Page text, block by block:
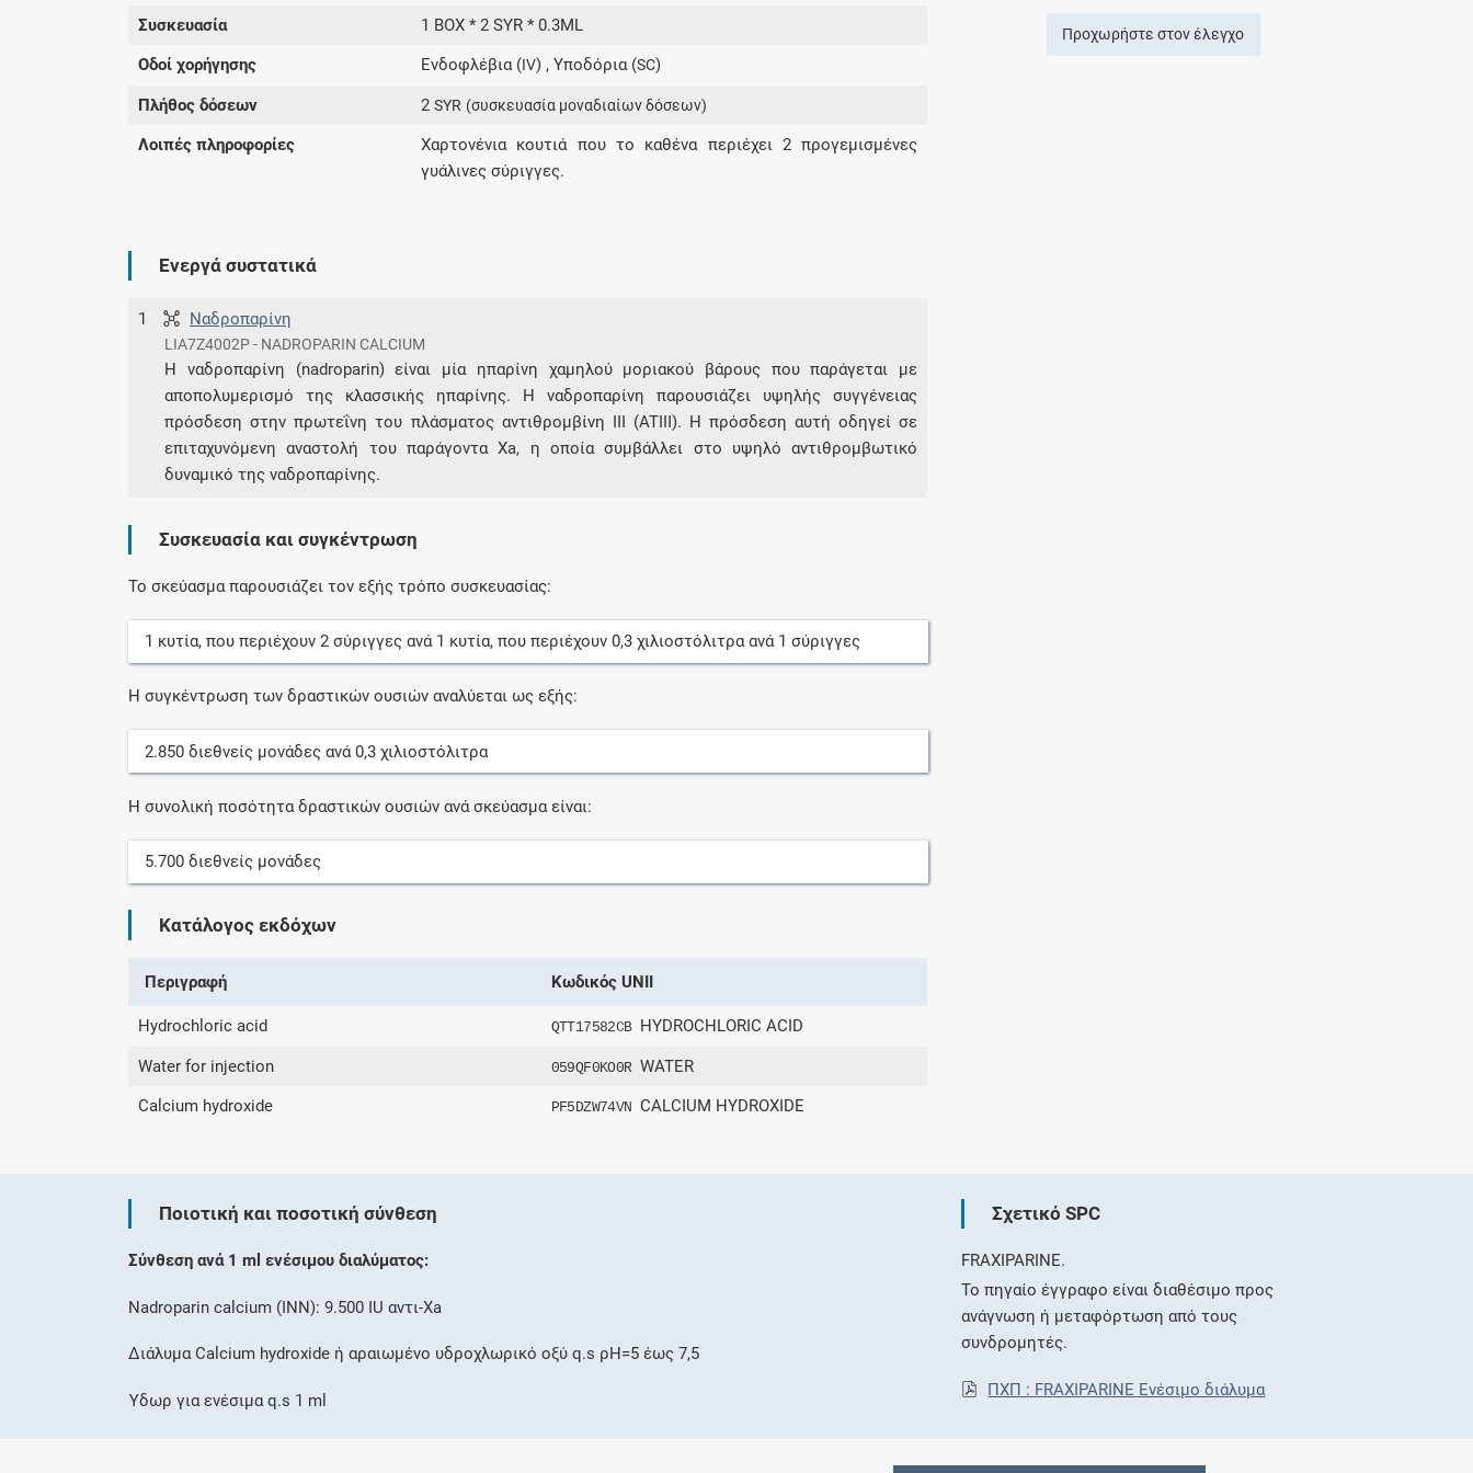
Μοιραζόμαστε μαζί σας γεγονότα της
σήμερα
Συσκευασία 1 BOX * 2 SYR * 0.3ML
Οδοί χορήγησης Ενδοφλέβια (IV) , Υποδόρια (SC)
Πλήθος δόσεων 2SYR (συσκευασία μοναδιαίων δόσεων)
Λοιπές πληροφορίες
Χαρτονένια κουτιά που το καθένα περιέχει 2 προγεμισμένες
γυάλινες σύριγγες.
Προχωρήστε στον έλεγχο
Ενεργά συστατικά
1 Ναδροπαρίνη
LIA7Z4002P - NADROPARIN CALCIUM
Η ναδροπαρίνη (nadroparin) είναι μία ηπαρίνη χαμηλού μοριακού βάρους που παράγεται με
αποπολυμερισμό της κλασσικής ηπαρίνης. Η ναδροπαρίνη παρουσιάζει υψηλής συγγένειας
πρόσδεση στην πρωτεΐνη του πλάσματος αντιθρομβίνη ΙΙΙ (ATIII). Η πρόσδεση αυτή οδηγεί σε
επιταχυνόμενη αναστολή του παράγοντα Xa, η οποία συμβάλλει στο υψηλό αντιθρομβωτικό
δυναμικό της ναδροπαρίνης.
Συσκευασία και συγκέντρωση
Το σκεύασμα παρουσιάζει τον εξής τρόπο συσκευασίας:
1 κυτία, που περιέχουν2 σύριγγες ανά 1 κυτία, που περιέχουν0,3 χιλιοστόλιτραανά 1 σύριγγες
Η συγκέντρωση των δραστικών ουσιών αναλύεται ως εξής:
2.850 διεθνείς μονάδες ανά0,3 χιλιοστόλιτρα
Η συνολική ποσότητα δραστικών ουσιών ανά σκεύασμα είναι:
5.700 διεθνείς μονάδες
Κατάλογος εκδόχων
Περιγραφή Κωδικός UNII
Hydrochloric acid QTT17582CB HYDROCHLORIC ACID
Water for injection 059QF0KO0R WATER
Calcium hydroxide PF5DZW74VN CALCIUM HYDROXIDE
Ποιοτική και ποσοτική σύνθεση
Σύνθεση ανά 1 ml ενέσιμου διαλύματος:
Nadroparin calcium (ΙΝΝ): 9.500 IU αντι-Xa
Διάλυμα Calcium hydroxide ή αραιωμένο υδροχλωρικό οξύ q.s ρΗ=5 έως 7,5
Ύδωρ για ενέσιμα q.s 1 ml
Σχετικό SPC
FRAXIPARINE.
Το πηγαίο έγγραφο είναι διαθέσιμο προς
ανάγνωση ή μεταφόρτωση από τους
συνδρομητές.
ΠΧΠ : FRAXIPARINE Ενέσιμο διάλυμα